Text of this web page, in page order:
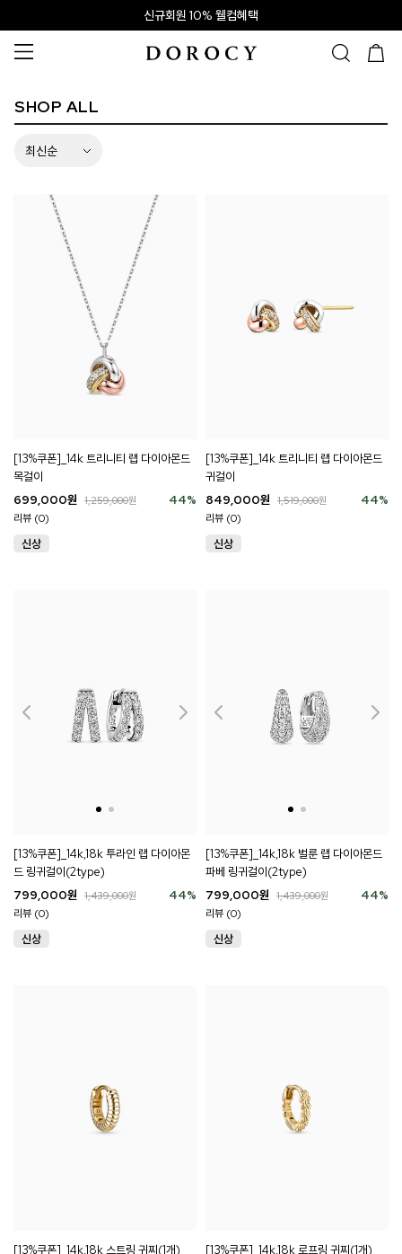
신규회원 10% 웰컴혜택
SHOP ALL
[13%쿠폰]_14k 트리니티 랩 다이아몬드
목걸이
44%
699,000원 1,259,000원
리뷰 (0)
[13%쿠폰]_14k 트리니티 랩 다이아몬드
귀걸이
44%
849,000원 1,519,000원
리뷰 (0)
[13%쿠폰]_14k,18k 투라인 랩 다이아몬
드 링귀걸이(2type)
44%
799,000원 1,439,000원
리뷰 (0)
[13%쿠폰]_14k,18k 벌룬 랩 다이아몬드
파베 링귀걸이(2type)
44%
799,000원 1,439,000원
리뷰 (0)
[13%쿠폰]_14k,18k 스트링 귀찌(1개)
[13%쿠폰]_14k,18k 로프링 귀찌(1개)